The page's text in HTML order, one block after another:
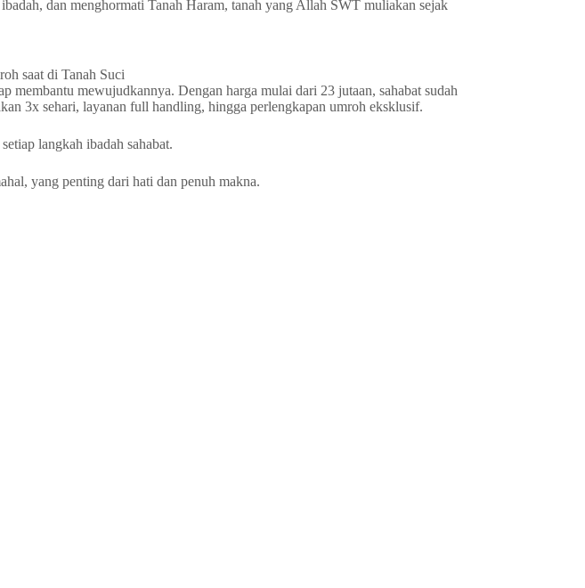
dan menghormati Tanah Haram, tanah yang Allah SWT muliakan sejak
saat di Tanah Suci
mewujudkannya. Dengan harga mulai dari 23 jutaan, sahabat sudah
3x sehari, layanan full handling, hingga perlengkapan umroh eksklusif.
langkah ibadah sahabat.
yang penting dari hati dan penuh makna.